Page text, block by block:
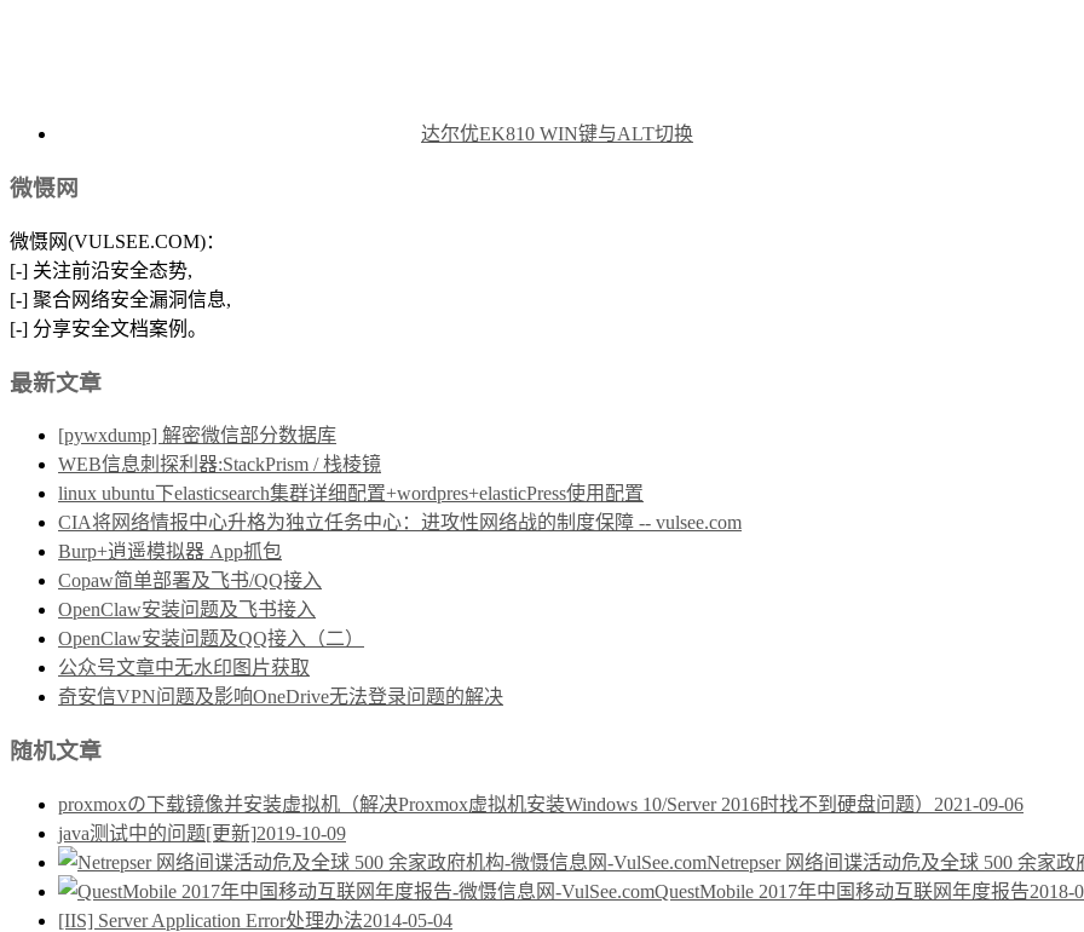
达尔优EK810 WIN键与ALT切换
微慑网
微慑网(VULSEE.COM)：
[-] 关注前沿安全态势,
[-] 聚合网络安全漏洞信息,
[-] 分享安全文档案例。
最新文章
[pywxdump] 解密微信部分数据库
WEB信息刺探利器:StackPrism / 栈棱镜
linux ubuntu下elasticsearch集群详细配置+wordpres+elasticPress使用配置
CIA将网络情报中心升格为独立任务中心：进攻性网络战的制度保障 -- vulsee.com
Burp+逍遥模拟器 App抓包
Copaw简单部署及飞书/QQ接入
OpenClaw安装问题及飞书接入
OpenClaw安装问题及QQ接入（二）
公众号文章中无水印图片获取
奇安信VPN问题及影响OneDrive无法登录问题的解决
随机文章
proxmoxの下载镜像并安装虚拟机（解决Proxmox虚拟机安装Windows 10/Server 2016时找不到硬盘问题） 2021-09-06
java测试中的问题[更新]2019-10-09
Netrepser 网络间谍活动危及全球 500 余家政
QuestMobile 2017年中国移动互联网年度报告2018-
[IIS] Server Application Error处理办法2014-05-04